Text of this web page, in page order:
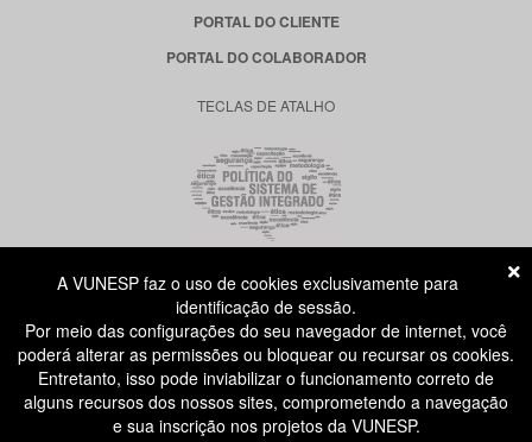
PORTAL DO CLIENTE
PORTAL DO COLABORADOR
TECLAS DE ATALHO
RUA DONA GERMAINE BURCHARD, 515
ÁGUA BRANCA - SÃO PAULO SP
CEP: 05002-062
ATENDIMENTO AO CANDIDATO
A VUNESP faz o uso de cookies exclusivamente para
identificação de sessão.
Por meio das configurações do seu navegador de internet, você
poderá alterar as permissões ou bloquear ou recursar os cookies.
Entretanto, isso pode inviabilizar o funcionamento correto de
alguns recursos dos nossos sites, comprometendo a navegação
e sua inscrição nos projetos da VUNESP.